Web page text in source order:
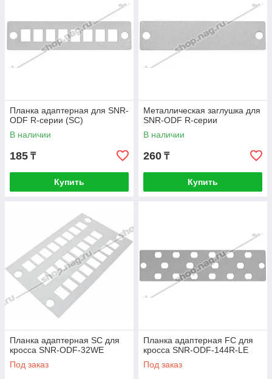
Планка адаптерная для SNR-
ODF R-серии (SC)
В наличии
185 ₸
Купить
Металлическая заглушка для
SNR-ODF R-серии
В наличии
260 ₸
Купить
Планка адаптерная SC для
кросса SNR-ODF-32WE
Под заказ
Планка адаптерная FC для
кросса SNR-ODF-144R-LE
Под заказ